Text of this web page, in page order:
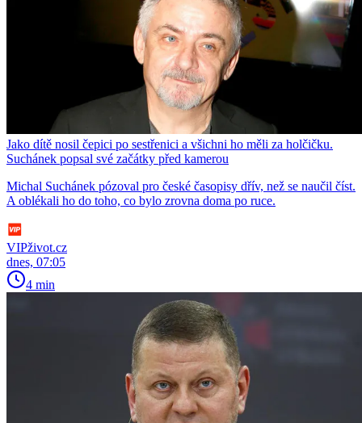
Jako dítě nosil čepici po sestřenici a všichni ho měli za holčičku.
Suchánek popsal své začátky před kamerou
Michal Suchánek pózoval pro české časopisy dřív, než se naučil číst.
A oblékali ho do toho, co bylo zrovna doma po ruce.
VIPživot.cz
dnes, 07:05
4 min